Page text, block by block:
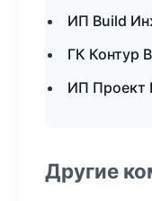
ИП Build
ГК Контур
ИП Проект
Другие